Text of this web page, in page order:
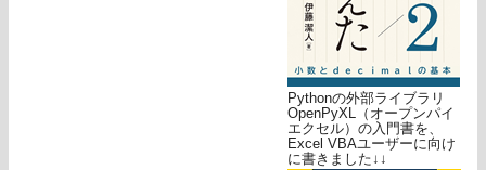
Pythonの外部ライブラリ
OpenPyXL（オープンパイ
エクセル）の入門書を、
Excel VBAユーザーに向け
に書きました↓↓